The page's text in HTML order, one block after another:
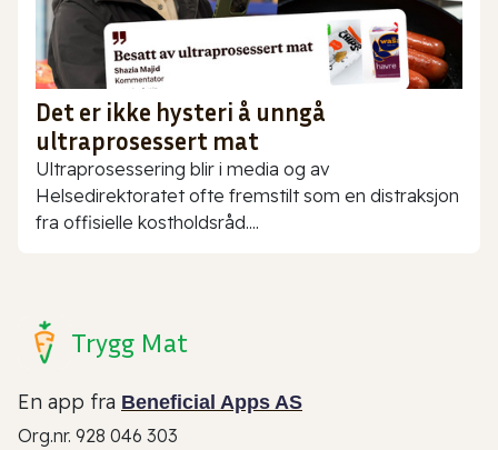
Det er ikke hysteri å unngå
ultraprosessert mat
Ultraprosessering blir i media og av
Helsedirektoratet ofte fremstilt som en distraksjon
fra offisielle kostholdsråd....
Trygg Mat
En app fra Beneficial Apps AS
Org.nr. 928 046 303